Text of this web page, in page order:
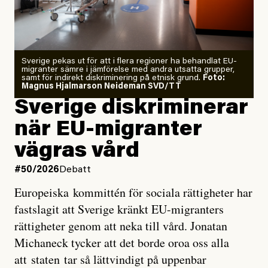
Årets El Niño kan bli den
starkaste som uppmätts
Zeke Hausfather är chockad igen efter att ha
analyserat hur de olika klimatmodellerna bedömer
läget för hur den begynnande El Niño-händelsen ska
utveckla sig. El Niño är ett återkommande
väderfenomen som uppstår när havsvattnet i delar av
Stilla havet blir ovanligt varmt. Det påverkar vädret
över stora delar av världen och under
forskare allt oftare varnat för att den här El Niñon
Det verkar vara en underdrift, menar nu Zeke
Hausfather.
”Det ser ut som att årets El Niño inte bara med stor
Sverige pekas ut för att i flera regioner ha behandlat EU-
migranter sämre i jämförelse med andra utsatta grupper,
samt för indirekt diskriminering på etnisk grund. Foto:
Magnus Hjalmarson Neideman SVD/TT
Sverige diskriminerar
när EU-migranter
vägras vård
#50/2026 Debatt
Europeiska kommittén för sociala rättigheter har
fastslagit att Sverige kränkt EU-migranters
rättigheter genom att neka till vård. Jonatan
Michaneck tycker att det borde oroa oss alla
att staten tar så lättvindigt på uppenbar